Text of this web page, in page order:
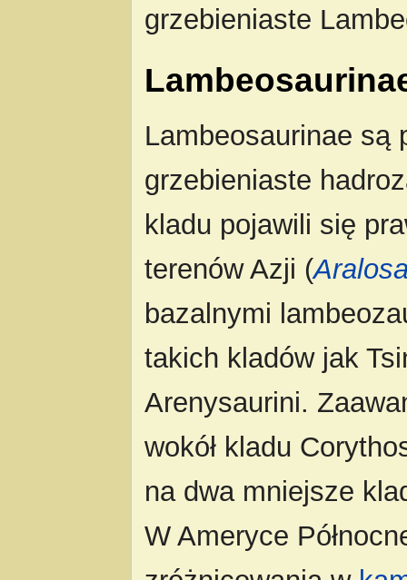
grzebieniaste
Lambeosaurinae są
grzebieniaste
kladu pojawili się
terenów Azji (
bazalnymi
takich kladów jak
Arenysaurini.
wokół kladu
na dwa mniejsze
W Ameryce